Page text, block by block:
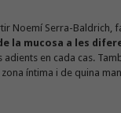
Noemí Serra-Baldrich,
la mucosa a les
en cada cas.
zona íntima i de quina